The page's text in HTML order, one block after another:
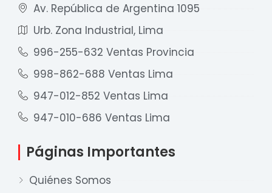
Av. República de Argentina 1095
Urb. Zona Industrial, Lima
996-255-632 Ventas Provincia
998-862-688 Ventas Lima
947-012-852 Ventas Lima
947-010-686 Ventas Lima
Páginas Importantes
Quiénes Somos